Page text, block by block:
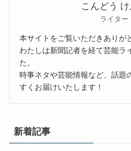
こんどう け
ライター
本サイトをご覧いただきありが
わたしは新聞記者を経て芸能ラ
た。
時事ネタや芸能情報など、話題
すくお届けいたします！
新着記事